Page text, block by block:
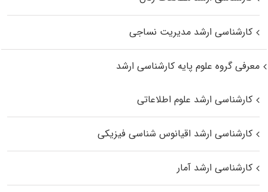
کارشناسی ارشد مدیریت نساجی
معرفی گروه علوم پایه کارشناسی ارشد
کارشناسی ارشد علوم اطلاعاتی
کارشناسی ارشد اقیانوس‌ شناسی فیزیکی
کارشناسی ارشد آمار